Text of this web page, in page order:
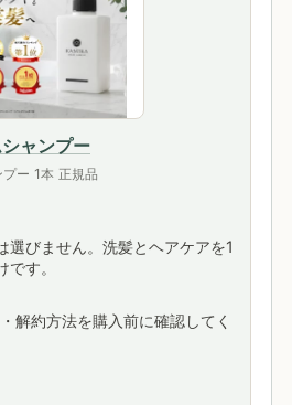
ャンプー
ー 1本 正規品
選びません。洗髪とヘアケアを1
す。
解約方法を購入前に確認してく